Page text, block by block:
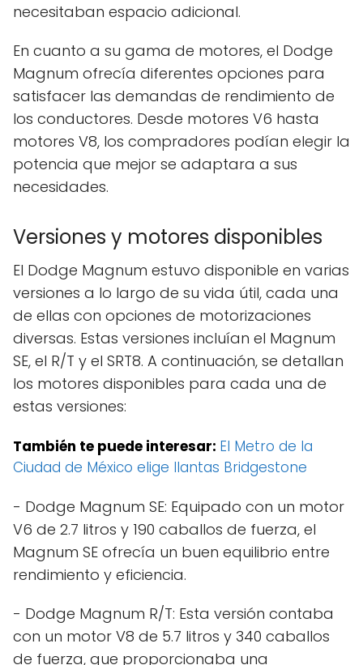
necesitaban espacio adicional.
En cuanto a su gama de motores, el Dodge
Magnum ofrecía diferentes opciones para
satisfacer las demandas de rendimiento de
los conductores. Desde motores V6 hasta
motores V8, los compradores podían elegir la
potencia que mejor se adaptara a sus
necesidades.
Versiones y motores disponibles
El Dodge Magnum estuvo disponible en varias
versiones a lo largo de su vida útil, cada una
de ellas con opciones de motorizaciones
diversas. Estas versiones incluían el Magnum
SE, el R/T y el SRT8. A continuación, se detallan
los motores disponibles para cada una de
estas versiones:
También te puede interesar: El Metro de la
Ciudad de México elige llantas Bridgestone
- Dodge Magnum SE: Equipado con un motor
V6 de 2.7 litros y 190 caballos de fuerza, el
Magnum SE ofrecía un buen equilibrio entre
rendimiento y eficiencia.
- Dodge Magnum R/T: Esta versión contaba
con un motor V8 de 5.7 litros y 340 caballos
de fuerza, que proporcionaba una